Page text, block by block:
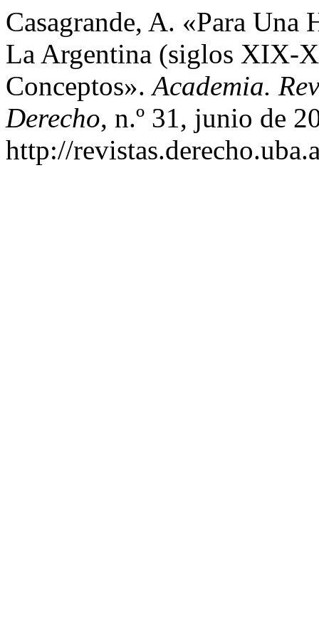
Casagrande, A. «Para
La Argentina (siglos XIX-
Conceptos».Academia.
Derecho, n.º 31, junio de
http://